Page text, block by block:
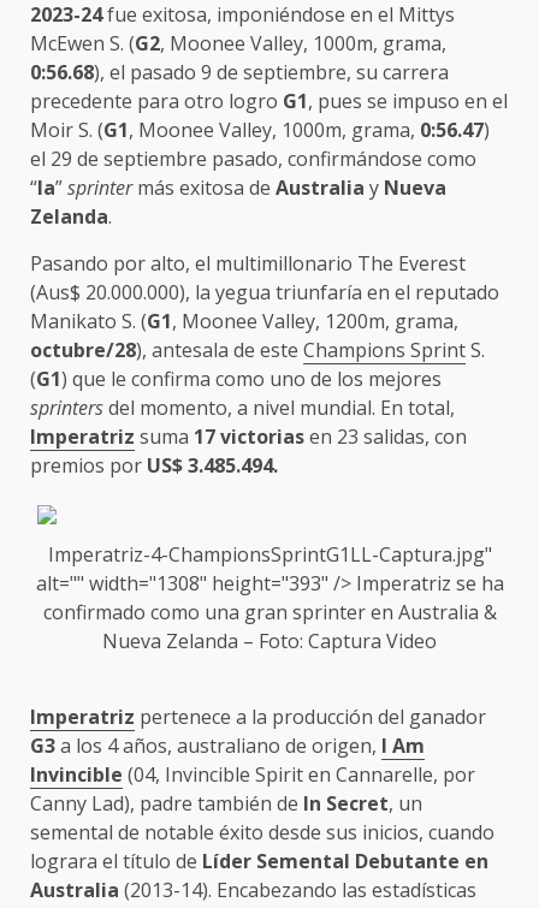
2023-24fue exitosa, imponiéndose en el Mittys
McEwen S. (G2, Moonee Valley, 1000m, grama,
0:56.68), el pasado 9 de septiembre, su carrera
precedente para otro logro G1, pues se impuso en el
Moir S. (G1, Moonee Valley, 1000m, grama, 0:56.47)
el 29 de septiembre pasado, confirmándose como
“la”sprintermás exitosa de Australia y Nueva
Zelanda.
Pasando por alto, el multimillonario The Everest
(Aus$ 20.000.000), la yegua triunfaría en el reputado
Manikato S. (G1, Moonee Valley, 1200m, grama,
octubre/28), antesala de este Champions SprintS.
(G1) que le confirma como uno de los mejores
sprintersdel momento, a nivel mundial. En total,
Imperatriz suma 17 victoriasen 23 salidas, con
premios por US$ 3.485.494.
Imperatriz-4-ChampionsSprintG1LL-Captura.jpg"
alt="" width="1308" height="393" /> Imperatriz se ha
confirmado como una gran sprinter en Australia &
Nueva Zelanda – Foto: Captura Video
Imperatriz pertenece a la producción del ganador
G3a los 4 años, australiano de origen, I Am
Invincible (04, Invincible Spirit en Cannarelle, por
Canny Lad), padre también de In Secret, un
semental de notable éxito desde sus inicios, cuando
lograra el título de Líder Semental Debutante en
Australia (2013-14). Encabezando las estadísticas